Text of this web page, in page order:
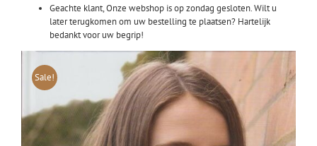
Geachte klant, Onze webshop is op zondag gesloten. Wilt u
later terugkomen om uw bestelling te plaatsen? Hartelijk
bedankt voor uw begrip!
Sale!